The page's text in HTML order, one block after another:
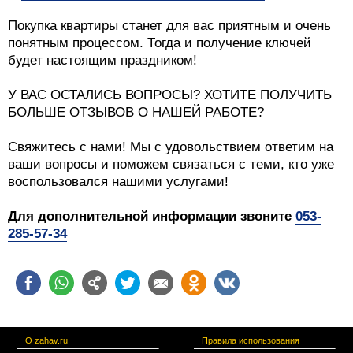
Покупка квартиры станет для вас приятным и очень
понятным процессом. Тогда и получение ключей
будет настоящим праздником!
У ВАС ОСТАЛИСЬ ВОПРОСЫ? ХОТИТЕ ПОЛУЧИТЬ
БОЛЬШЕ ОТЗЫВОВ О НАШЕЙ РАБОТЕ?
Свяжитесь с нами! Мы с удовольствием ответим на
ваши вопросы и поможем связаться с теми, кто уже
воспользовался нашими услугами!
Для дополнительной информации звоните 053-
285-57-34
О zahav.ru
Правила использования